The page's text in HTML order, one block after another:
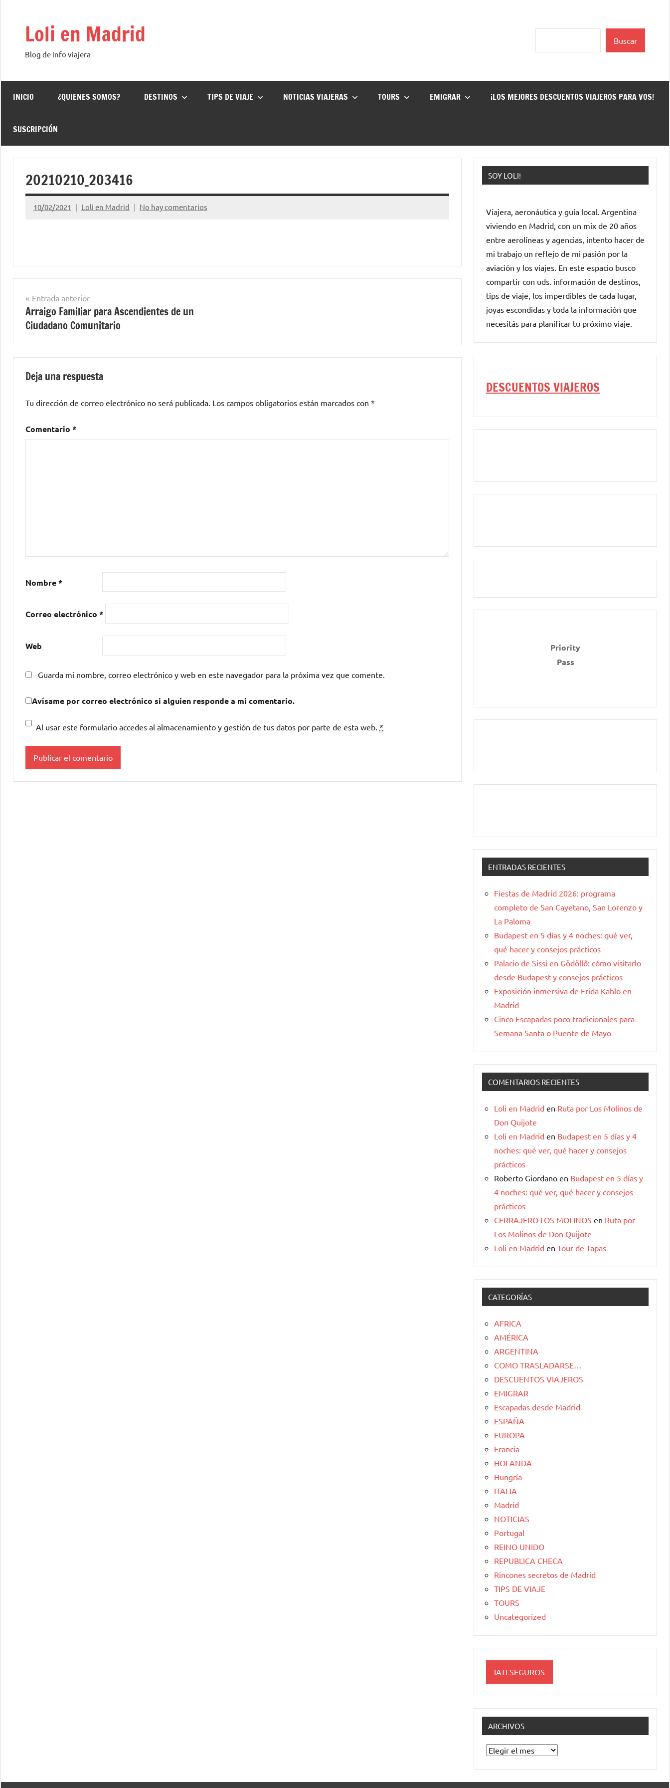
contenidoLoli en Madrid
Blog de info viajera
Buscar
INICIO ¿QUIENES SOMOS? DESTINOS TIPS DE VIAJE NOTICIAS VIAJERAS TOURS EMIGRAR ¡LOS MEJORES DESCUENTOS VIAJEROS PARA VOS!
SUSCRIPCIÓN
20210210_203416
10/02/2021 Loli en Madrid No hay comentarios
Navegación
de
entradas
Entrada anterior
Arraigo Familiar para Ascendientes de un
Ciudadano Comunitario
Deja una respuesta
Tu dirección de correo electrónico no será publicada. Los campos obligatorios están marcados con *
Comentario *
Nombre*
Correo electrónico *
Web
Guarda mi nombre, correo electrónico y web en este navegador para la próxima vez que comente.
Avísame por correo electrónico si alguien responde a mi comentario.
Al usar este formulario accedes al almacenamiento y gestión de tus datos por parte de esta web. *
SOY LOLI!
Viajera, aeronáutica y guía local. Argentina
viviendo en Madrid, con un mix de 20 años
entre aerolíneas y agencias, intento hacer de
mi trabajo un reflejo de mi pasión por la
aviación y los viajes. En este espacio busco
compartir con uds. información de destinos,
tips de viaje, los imperdibles de cada lugar,
joyas escondidas y toda la información que
necesitás para planificar tu próximo viaje.
DESCUENTOS VIAJEROS
Priority
Pass
ENTRADAS RECIENTES
Fiestas de Madrid 2026: programa
completo de San Cayetano, San Lorenzo y
La Paloma
Budapest en 5 días y 4 noches: qué ver,
qué hacer y consejos prácticos
Palacio de Sissi en Gödöllő: cómo visitarlo
desde Budapest y consejos prácticos
Exposición inmersiva de Frida Kahlo en
Madrid
Cinco Escapadas poco tradicionales para
Semana Santa o Puente de Mayo
COMENTARIOS RECIENTES
Loli en Madrid en Ruta por Los Molinos de
Don Quijote
Loli en Madrid en Budapest en 5 días y 4
noches: qué ver, qué hacer y consejos
prácticos
Roberto Giordano en Budapest en 5 días y
4 noches: qué ver, qué hacer y consejos
prácticos
CERRAJERO LOS MOLINOS en Ruta por
Los Molinos de Don Quijote
Loli en Madrid en Tour de Tapas
CATEGORÍAS
AFRICA
AMÉRICA
ARGENTINA
COMO TRASLADARSE…
DESCUENTOS VIAJEROS
EMIGRAR
Escapadas desde Madrid
ESPAÑA
EUROPA
Francia
HOLANDA
Hungría
ITALIA
Madrid
NOTICIAS
Portugal
REINO UNIDO
REPUBLICA CHECA
Rincones secretos de Madrid
TIPS DE VIAJE
TOURS
Uncategorized
IATI SEGUROS
ARCHIVOS
Archivos